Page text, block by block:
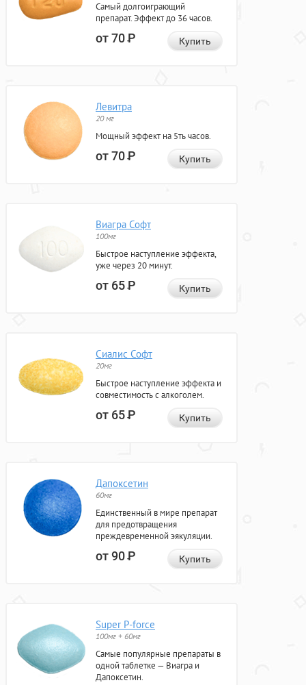
Самый долгоиграющий
препарат. Эффект до 36 часов.
от 70Р Купить
Левитра
20 мг
Мощный эффект на 5ть часов.
от 70Р Купить
Виагра Софт
100мг
Быстрое наступление эффекта,
уже через 20 минут.
от 65Р Купить
Сиалис Софт
20мг
Быстрое наступление эффекта и
совместимость с алкоголем.
от 65Р Купить
Дапоксетин
60мг
Единственный в мире препарат
для предотвращения
преждевременной эякуляции.
от 90Р Купить
Super P-force
100мг + 60мг
Самые популярные препараты в
одной таблетке — Виагра и
Дапоксетин.